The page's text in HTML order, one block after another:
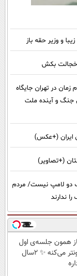
و وزیر حقه باز
خجالت بکش
در تهران جایگاه
جنگ و آینده ملت
ایران (+عکس)
(+تصاویر)
دو لامپ نیست/ مردم
ندارند
همون جلسه‌ی اول
پوستتو جوونتر می‌کنه ✨ 2سال